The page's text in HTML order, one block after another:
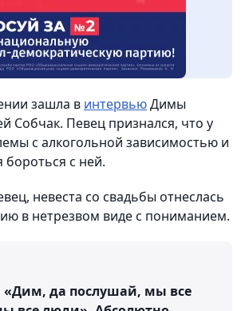
зашла в интервьюДимы
Собчак. Певец признался, что у
с алкогольной зависимостью и
бороться с ней.
невеста со свадьбы отнеслась
в нетрезвом виде с пониманием.
«Дим, да послушай, мы все